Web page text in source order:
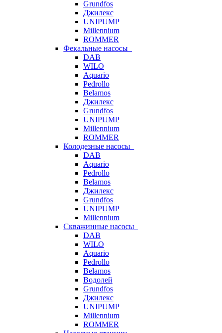
Grundfos
Джилекс
UNIPUMP
Millennium
ROMMER
Фекальные насосы
DAB
WILO
Aquario
Pedrollo
Belamos
Джилекс
Grundfos
UNIPUMP
Millennium
ROMMER
Колодезные насосы
DAB
Aquario
Pedrollo
Belamos
Джилекс
Grundfos
UNIPUMP
Millennium
Скважинные насосы
DAB
WILO
Aquario
Pedrollo
Belamos
Водолей
Grundfos
Джилекс
UNIPUMP
Millennium
ROMMER